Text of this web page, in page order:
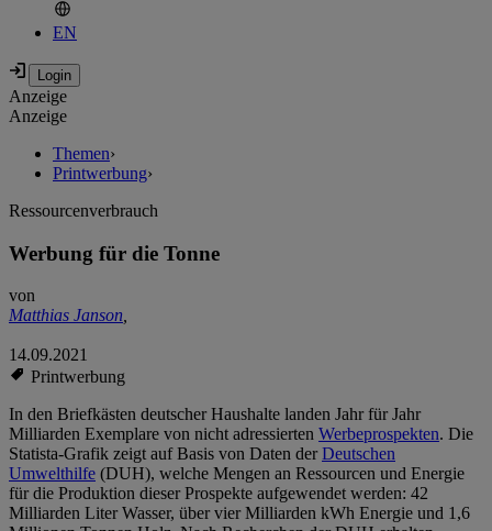
EN
Anzeige
Anzeige
Themen›
Printwerbung›
Ressourcenverbrauch
Werbung für die Tonne
von
Matthias Janson,
14.09.2021
Printwerbung
In den Briefkästen deutscher Haushalte landen Jahr für Jahr
Milliarden Exemplare von nicht adressierten Werbeprospekten. Die
Statista-Grafik zeigt auf Basis von Daten derDeutschen
Umwelthilfe (DUH), welche Mengen an Ressourcen und Energie
für die Produktion dieser Prospekte aufgewendet werden: 42
Milliarden Liter Wasser, über vier Milliarden kWh Energie und 1,6